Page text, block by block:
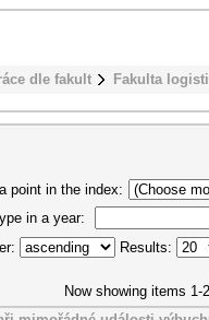
dle fakult Fakulta
point in the index:
in a year:
Results:
Now showing items 1-